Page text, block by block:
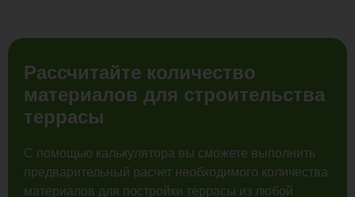
Рассчитайте количество
материалов для строительства
террасы
С помощью калькулятора вы сможете выполнить
предварительный расчет необходимого количества
материалов для постройки террасы из любой